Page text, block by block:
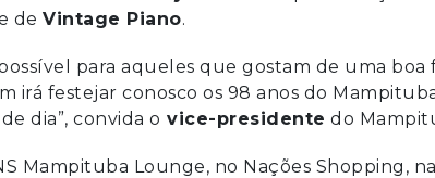
de Vintage Piano.
para aqueles que gostam de uma boa
irá festejar conosco os 98 anos do
dia”, convida o vice-presidente do
Mampituba Lounge, no Nações Shopping,